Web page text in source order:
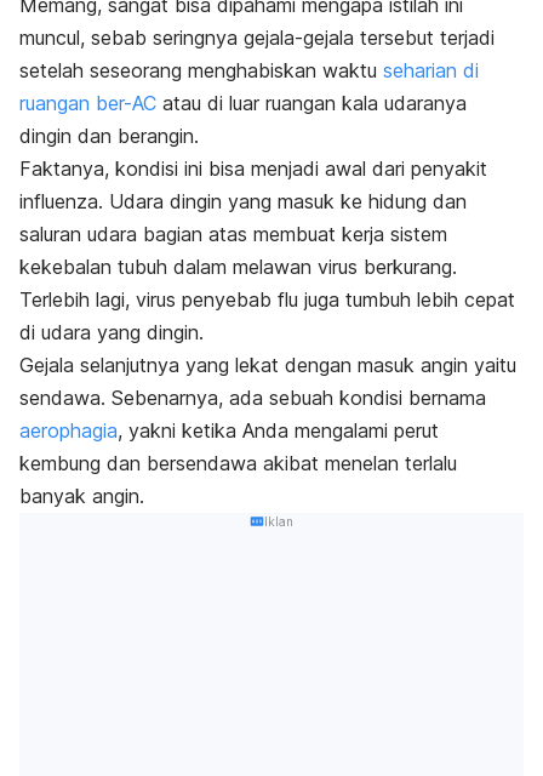
muncul, sebab seringnya gejala-gejala tersebut terjadi
setelah seseorang menghabiskan waktu seharian di
ruangan ber-AC atau di luar ruangan kala udaranya
dingin dan berangin.
Faktanya, kondisi ini bisa menjadi awal dari penyakit
influenza. Udara dingin yang masuk ke hidung dan
saluran udara bagian atas membuat kerja sistem
kekebalan tubuh dalam melawan virus berkurang.
Terlebih lagi, virus penyebab flu juga tumbuh lebih cepat
di udara yang dingin.
Gejala selanjutnya yang lekat dengan masuk angin yaitu
sendawa. Sebenarnya, ada sebuah kondisi bernama
aerophagia, yakni ketika Anda mengalami perut
kembung dan bersendawa akibat menelan terlalu
banyak angin.
Iklan